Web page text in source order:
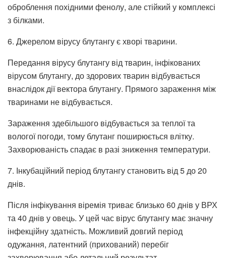
оброблення похідними фенолу, але стійкий у комплексі
з білками.
6. Джерелом вірусу блутангу є хворі тварини.
Передання вірусу блутангу від тварин, інфікованих
вірусом блутангу, до здорових тварин відбувається
внаслідок дії вектора блутангу. Прямого зараження між
тваринами не відбувається.
Зараження здебільшого відбувається за теплої та
вологої погоди, тому блутанг поширюється влітку.
Захворюваність спадає в разі зниження температури.
7. Інкубаційний період блутангу становить від 5 до 20
днів.
Після інфікування віремія триває близько 60 днів у ВРХ
та 40 днів у овець. У цей час вірус блутангу має значну
інфекційну здатність. Можливий довгий період
одужання, латентний (прихований) перебіг